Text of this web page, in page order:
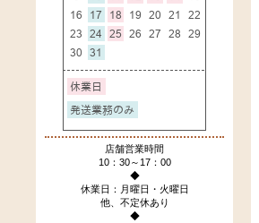
店舗営業時間
10：30～17：00
◆
休業日：月曜日・火曜日
他、不定休あり
◆